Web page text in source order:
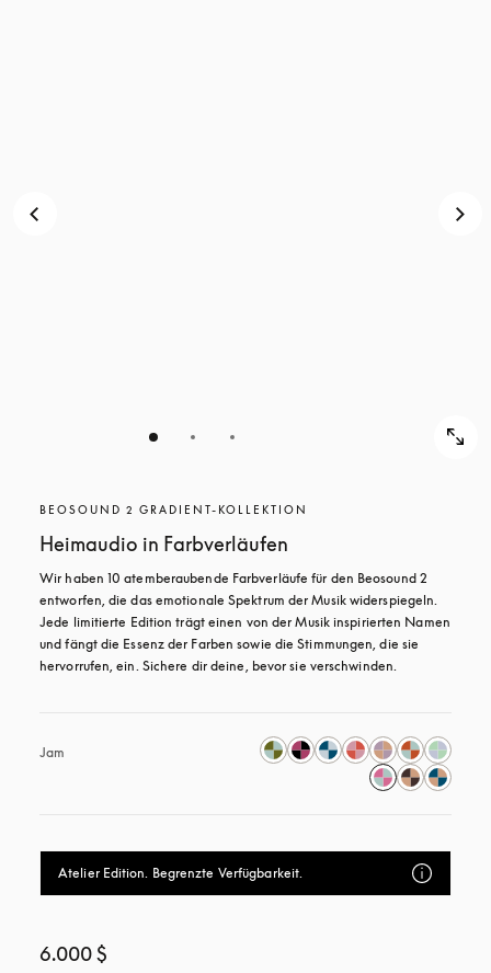
BEOSOUND 2 GRADIENT-KOLLEKTION
Heimaudio in Farbverläufen
Wir haben 10 atemberaubende Farbverläufe für den Beosound 2
entworfen, die das emotionale Spektrum der Musik widerspiegeln.
Jede limitierte Edition trägt einen von der Musik inspirierten Namen
und fängt die Essenz der Farben sowie die Stimmungen, die sie
hervorrufen, ein. Sichere dir deine, bevor sie verschwinden.
Jam
Atelier Edition. Begrenzte Verfügbarkeit.
6.000 $